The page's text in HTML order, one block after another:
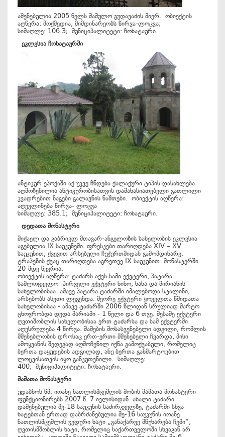
აშენებულია 2005 წელს მამულო გუდავაძის მიერ. ობიექტის
აღწერა: მოქმედია, მიმდინარეობს წირვა-ლოცვა;
სიმაღლე: 106.3; მუნიციპალიტეტი: ჩოხატაური.
ეკლესია ჩოხატაურში
ანტიკურ ეპოქაში აქ უკვე ჩნდება ქალაქური ტიპის დასახლება.
აღმოჩენილია ანტიკურობისათვის დამახასიათებელი გათლილი
კვადრებით ნაგები გალავნის ნაშთები. ობიექტის აღწერა:
აღევლინება წირვა- ლოცვა
სიმაღლე: 385.1; მუნიციპალიტეტი: ჩოხატაური.
დედათა მონასტერი
მიქაელ და გაბრიელ მთავარ-ანგელოზის სახელობის ეკლესია
აგებულია IX საუკუნეში. ფრესკები თარიღდება XIV – XV
საუკუნით, ქვევით არსებული ჩუქურთმიდან გამომდინარე.
ტრაპეზის ქვაც თარიღდება აგრეთვე IX საუკუნით. მონასტერში
20-მდე წევრია.
ობიექტის აღწერა: ტაძარს აქვს სამი ექვტერი, პატარა
სამლოცველო -პირველი ექვტერი ნინო, ნანა და მირიანის
სახელობისაა. ამავე პატარა ტაძარში იმალებოდა სტალინი,
არსებობს ასეთი ლეგენდა. მეორე ექვტერი ყოველთა წმიდათა
სახელობისაა - ამავე ტაძარში 2006 წლიდან სრულიად მარტო
ცხოვრობდა დედა მარიამი - 1 წელი და 6 თვე. მესამე ექვტერი
ღვთიშობლის სახელობისაა ერთ ტაძარსა და სამ ექვტერში
აღესრულება 4 წირვა. მამების მოსასვენებელი ადგილი, რომლის
მშენებლობის დროსაც ერთ-ერთი მშენებელი ჩვარდა, მისი
ამოყვანის შედეგად აღმოჩენილ იქნა გამოქვაბული, რომელიც
ბერთა დაყუდების ადგილად, ანუ ბერთა განმარტოებით
ლოცვისათვის იყო განკუთვნილი. სიმაღლე:
400; მუნიციპალიტეტი: ჩოხატაური.
მამათა მონასტერი
უდაბნოს წმ. იოანე ნათლისმცემლის შობის მამათა მონასტერი
ფუნქციონირებს 2007 წ. 7 ივლისიდან. ახალი ტაძარი
დაშენებულია მე-18 საუკუნის საძირკველზე, ტაძარში სხვა
ხატებთან ერთად დაბრძანებულია მე-16 საუკუნის იოანე
ნათლისმცემლის ჭედური ხატი „განაქარვე მწუხარება ჩემი“,
ღვთისმშობლის ხატი, რომელიც საქართველოში სხვაგან არ